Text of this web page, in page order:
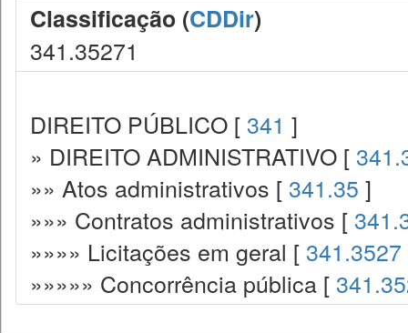
Classificação (CDDir)
341.35271
DIREITO PÚBLICO [ 341 ]
» DIREITO ADMINISTRATIVO [
»» Atos administrativos [ 341.35 ]
»»» Contratos administrativos [
»»»» Licitações em geral [ 341.3527
»»»»» Concorrência pública [